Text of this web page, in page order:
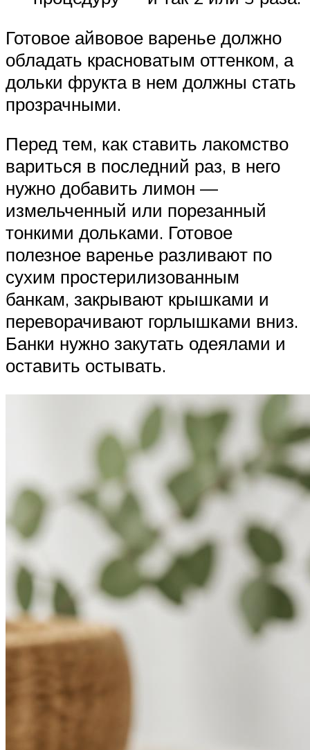
Готовое айвовое варенье должно
обладать красноватым оттенком, а
дольки фрукта в нем должны стать
прозрачными.
Перед тем, как ставить лакомство
вариться в последний раз, в него
нужно добавить лимон —
измельченный или порезанный
тонкими дольками. Готовое
полезное варенье разливают по
сухим простерилизованным
банкам, закрывают крышками и
переворачивают горлышками вниз.
Банки нужно закутать одеялами и
оставить остывать.